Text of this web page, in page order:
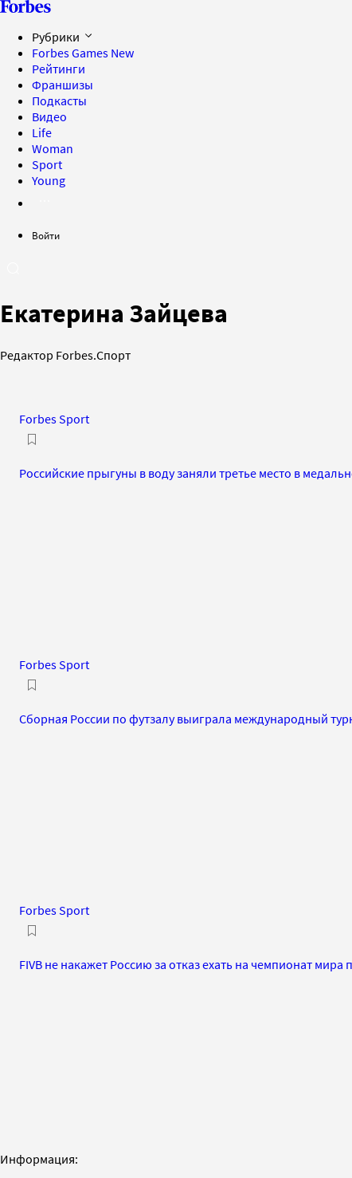
Рубрики
Forbes Games New
Рейтинги
Франшизы
Подкасты
Видео
Life
Woman
Sport
Young
Войти
Екатерина Зайцева
Редактор Forbes.Спорт
Forbes Sport
Российские прыгуны в воду заняли третье место в
Forbes Sport
Сборная России по футзалу выиграла международный
Forbes Sport
FIVB не накажет Россию за отказ ехать на чемпионат
Информация: